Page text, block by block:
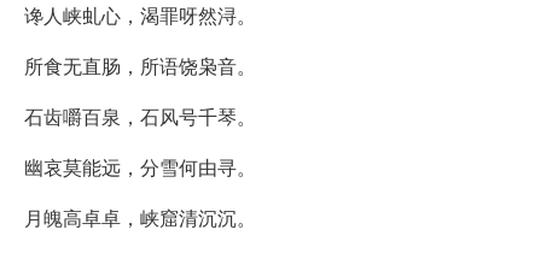
谗人峡虬心，渴罪呀然浔。
所食无直肠，所语饶枭音。
石齿嚼百泉，石风号千琴。
幽哀莫能远，分雪何由寻。
月魄高卓卓，峡窟清沉沉。